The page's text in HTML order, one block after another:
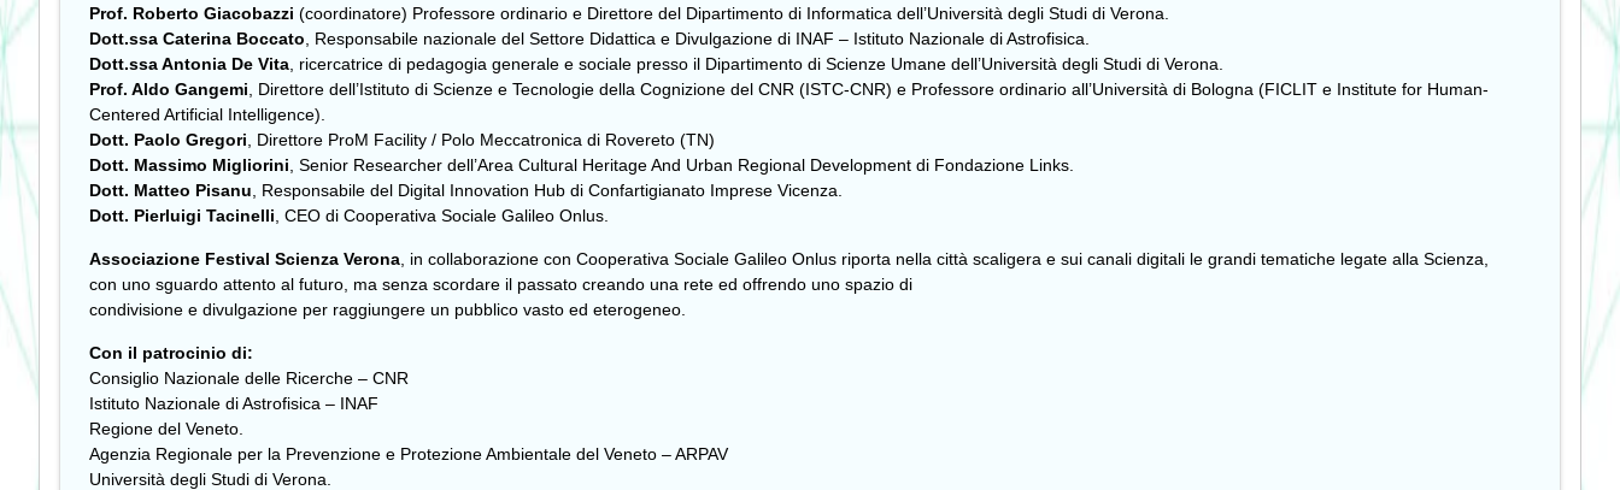
Prof. Roberto Giacobazzi (coordinatore) Professore ordinario e Direttore del Dipartimento di Informatica dell’Università degli Studi di Verona.
Dott.ssa Caterina Boccato , Responsabile nazionale del Settore Didattica e Divulgazione di INAF – Istituto Nazionale di Astrofisica.
Dott.ssa Antonia De Vita , ricercatrice di pedagogia generale e sociale presso il Dipartimento di Scienze Umane dell’Università degli Studi di Verona.
Prof. Aldo Gangemi , Direttore dell’Istituto di Scienze e Tecnologie della Cognizione del CNR (ISTC-CNR) e Professore ordinario all’Università di Bologna (FICLIT e Institute for Human-
Centered Artificial Intelligence).
Dott. Paolo Gregori , Direttore ProM Facility / Polo Meccatronica di Rovereto (TN)
Dott. Massimo Migliorini , Senior Researcher dell’Area Cultural Heritage And Urban Regional Development di Fondazione Links.
Dott. Matteo Pisanu , Responsabile del Digital Innovation Hub di Confartigianato Imprese Vicenza.
Dott. Pierluigi Tacinelli , CEO di Cooperativa Sociale Galileo Onlus.
Associazione Festival Scienza Verona , in collaborazione con Cooperativa Sociale Galileo Onlus riporta nella città scaligera e sui canali digitali le grandi tematiche legate alla Scienza,
con uno sguardo attento al futuro, ma senza scordare il passato creando una rete ed offrendo uno spazio di
condivisione e divulgazione per raggiungere un pubblico vasto ed eterogeneo.
Con il patrocinio di:
Consiglio Nazionale delle Ricerche – CNR
Istituto Nazionale di Astrofisica – INAF
Regione del Veneto.
Agenzia Regionale per la Prevenzione e Protezione Ambientale del Veneto – ARPAV
Università degli Studi di Verona.